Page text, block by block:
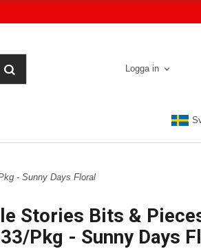
Logga in
- Sunny Days Floral
Stories Bits &
Pkg - Sunny Days